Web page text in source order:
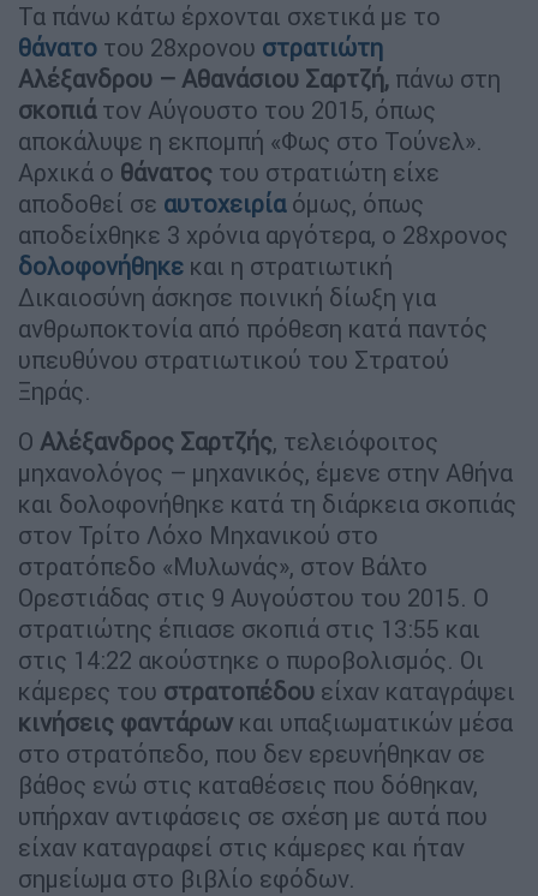
Τα πάνω κάτω έρχονται σχετικά με το
θάνατο του 28χρονου στρατιώτη
Αλέξανδρου – Αθανάσιου Σαρτζή, πάνω στη
σκοπιά τον Αύγουστο του 2015, όπως
αποκάλυψε η εκπομπή «Φως στο Τούνελ».
Αρχικά ο θάνατος του στρατιώτη είχε
αποδοθεί σε αυτοχειρία όμως, όπως
αποδείχθηκε 3 χρόνια αργότερα, ο 28χρονος
δολοφονήθηκε και η στρατιωτική
Δικαιοσύνη άσκησε ποινική δίωξη για
ανθρωποκτονία από πρόθεση κατά παντός
υπευθύνου στρατιωτικού του Στρατού
Ξηράς.
Ο Αλέξανδρος Σαρτζής, τελειόφοιτος
μηχανολόγος – μηχανικός, έμενε στην Αθήνα
και δολοφονήθηκε κατά τη διάρκεια σκοπιάς
στον Τρίτο Λόχο Μηχανικού στο
στρατόπεδο «Μυλωνάς», στον Βάλτο
Ορεστιάδας στις 9 Αυγούστου του 2015. Ο
στρατιώτης έπιασε σκοπιά στις 13:55 και
στις 14:22 ακούστηκε ο πυροβολισμός. Οι
κάμερες του στρατοπέδου είχαν καταγράψει
κινήσεις φαντάρων και υπαξιωματικών μέσα
στο στρατόπεδο, που δεν ερευνήθηκαν σε
βάθος ενώ στις καταθέσεις που δόθηκαν,
υπήρχαν αντιφάσεις σε σχέση με αυτά που
είχαν καταγραφεί στις κάμερες και ήταν
σημείωμα στο βιβλίο εφόδων.